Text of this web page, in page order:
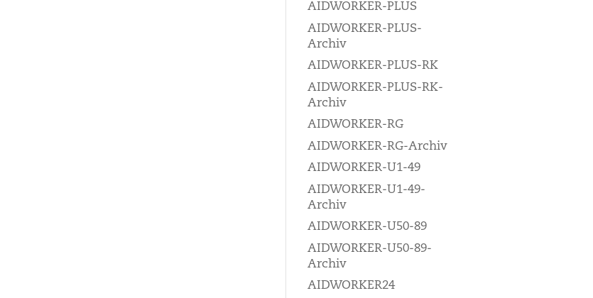
AIDWORKER-PLUS
AIDWORKER-PLUS-
Archiv
AIDWORKER-PLUS-RK
AIDWORKER-PLUS-RK-
Archiv
AIDWORKER-RG
AIDWORKER-RG-Archiv
AIDWORKER-U1-49
AIDWORKER-U1-49-
Archiv
AIDWORKER-U50-89
AIDWORKER-U50-89-
Archiv
AIDWORKER24